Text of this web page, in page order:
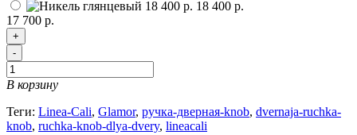
18 400 р.
17 700 р.
+
-
В корзину
Теги: Linea-Cali, Glamor, ручка-дверная-knob, dvernaja-ruchka-
knob, ruchka-knob-dlya-dvery, lineacali